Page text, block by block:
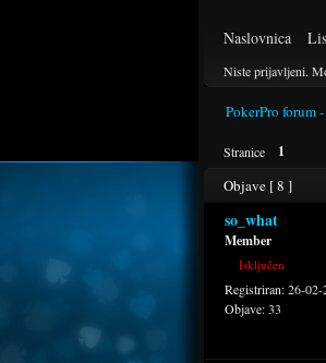
Naslovnica
Niste prijavljeni.
PokerPro forum
Stranice 1
Objave [ 8 ]
so_what
Member
Isključen
Registriran:26-02-
Objave:33